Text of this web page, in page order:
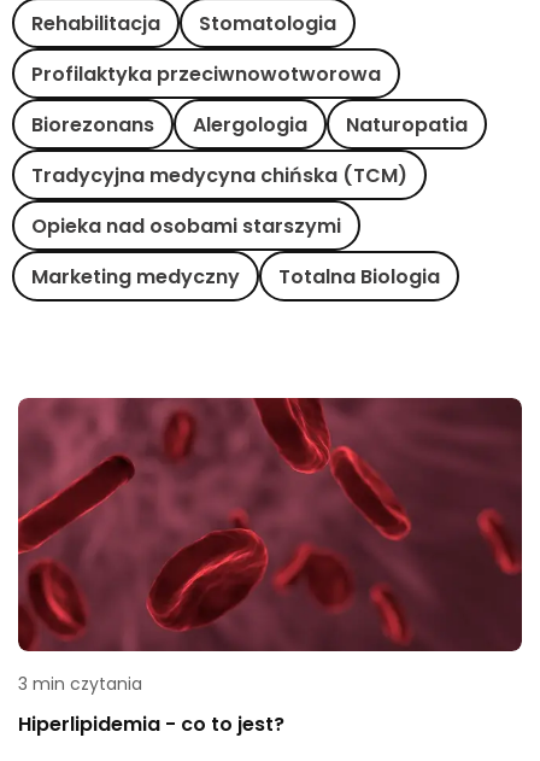
Rehabilitacja
Stomatologia
Profilaktyka przeciwnowotworowa
Biorezonans
Alergologia
Naturopatia
Tradycyjna medycyna chińska (TCM)
Opieka nad osobami starszymi
Marketing medyczny
Totalna Biologia
3 min czytania
Hiperlipidemia - co to jest?